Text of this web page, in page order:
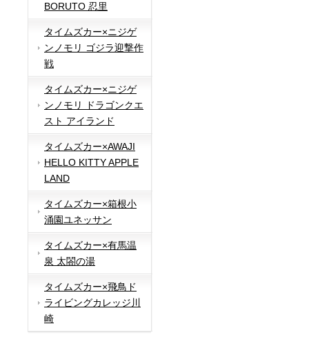
BORUTO 忍里
タイムズカー×ニジゲ
ンノモリ ゴジラ迎撃作
戦
タイムズカー×ニジゲ
ンノモリ ドラゴンクエ
スト アイランド
タイムズカー×AWAJI
HELLO KITTY APPLE
LAND
タイムズカー×箱根小
涌園ユネッサン
タイムズカー×有馬温
泉 太閤の湯
タイムズカー×飛鳥ド
ライビングカレッジ川
崎